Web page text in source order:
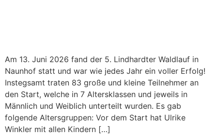
Am 13. Juni 2026 fand der 5. Lindhardter Waldlauf in
Naunhof statt und war wie jedes Jahr ein voller Erfolg!
Instegsamt traten 83 große und kleine Teilnehmer an
den Start, welche in 7 Altersklassen und jeweils in
Männlich und Weiblich unterteilt wurden. Es gab
folgende Altersgruppen: Vor dem Start hat Ulrike
Winkler mit allen Kindern […]